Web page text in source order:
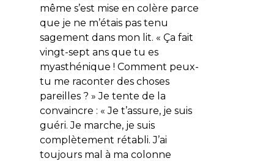
même s’est mise en colère parce
que je ne m’étais pas tenu
sagement dans mon lit. « Ça fait
vingt-sept ans que tu es
myasthénique ! Comment peux-
tu me raconter des choses
pareilles ? » Je tente de la
convaincre : « Je t’assure, je suis
guéri. Je marche, je suis
complètement rétabli. J’ai
toujours mal à ma colonne